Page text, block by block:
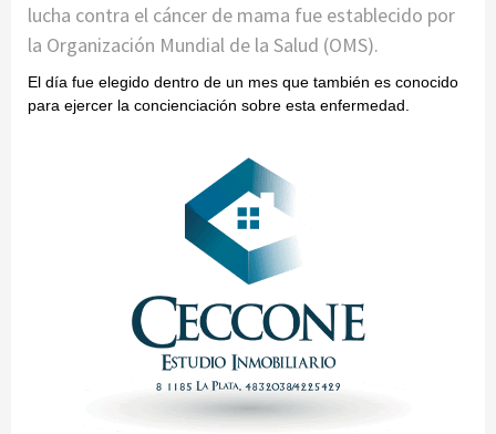
lucha contra el cáncer de mama fue establecido por
la Organización Mundial de la Salud (OMS).
El día fue elegido dentro de un mes que también es conocido
para ejercer la concienciación sobre esta enfermedad.